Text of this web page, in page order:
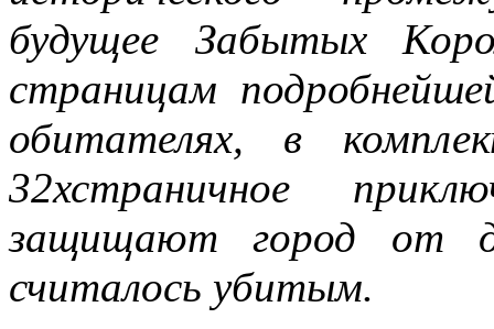
будущее Забытых
страницам
обитателях, в
32хстраничное
защищают город от
считалось убитым.